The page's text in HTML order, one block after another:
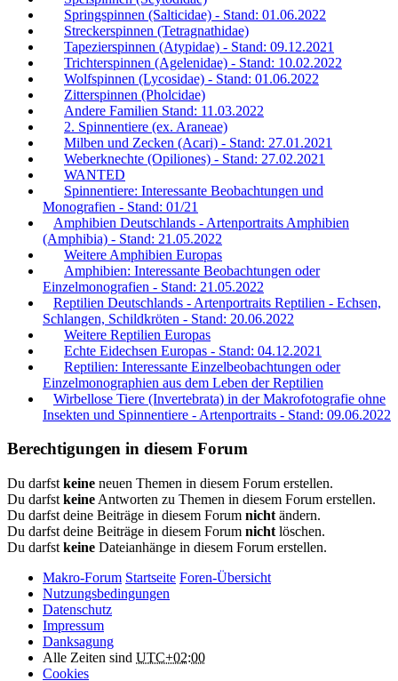
Springspinnen (Salticidae) - Stand: 01.06.2022
Streckerspinnen (Tetragnathidae)
Tapezierspinnen (Atypidae) - Stand: 09.12.2021
Trichterspinnen (Agelenidae) - Stand: 10.02.2022
Wolfspinnen (Lycosidae) - Stand: 01.06.2022
Zitterspinnen (Pholcidae)
Andere Familien Stand: 11.03.2022
2. Spinnentiere (ex. Araneae)
Milben und Zecken (Acari) - Stand: 27.01.2021
Weberknechte (Opiliones) - Stand: 27.02.2021
WANTED
Spinnentiere: Interessante Beobachtungen und
Monografien - Stand: 01/21
Amphibien Deutschlands - Artenportraits Amphibien
(Amphibia) - Stand: 21.05.2022
Weitere Amphibien Europas
Amphibien: Interessante Beobachtungen oder
Einzelmonografien - Stand: 21.05.2022
Reptilien Deutschlands - Artenportraits Reptilien - Echsen,
Schlangen, Schildkröten - Stand: 20.06.2022
Weitere Reptilien Europas
Echte Eidechsen Europas - Stand: 04.12.2021
Reptilien: Interessante Einzelbeobachtungen oder
Einzelmonographien aus dem Leben der Reptilien
Wirbellose Tiere (Invertebrata) in der Makrofotografie ohne
Insekten und Spinnentiere - Artenportraits - Stand: 09.06.2022
Berechtigungen in diesem Forum
Du darfst keine neuen Themen in diesem Forum erstellen.
Du darfst keine Antworten zu Themen in diesem Forum erstellen.
Du darfst deine Beiträge in diesem Forum nicht ändern.
Du darfst deine Beiträge in diesem Forum nicht löschen.
Du darfst keine Dateianhänge in diesem Forum erstellen.
Makro-Forum Startseite Foren-Übersicht
Nutzungsbedingungen
Datenschutz
Impressum
Danksagung
Alle Zeiten sind UTC+02:00
Cookies